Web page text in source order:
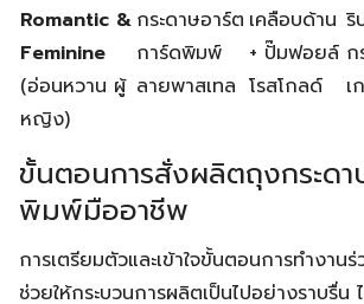
Romantic &
Feminine
(อ่อนหวาน ผู้
หญิง)
กระดาษอาร์ต
การ์ดพิมพ์
ลายพาสเทล
เคลือบด้าน
+ ปั๊มฟอยล์
โรสโกลด์
ริ
ก
เ
ขั้นตอนการสั่งผลิตถุงกระดา
พิมพ์มืออาชีพ
การเตรียมตัวและเข้าใจขั้นตอนการทำงาน
ช่วยให้กระบวนการผลิตเป็นไปอย่างราบรื่น